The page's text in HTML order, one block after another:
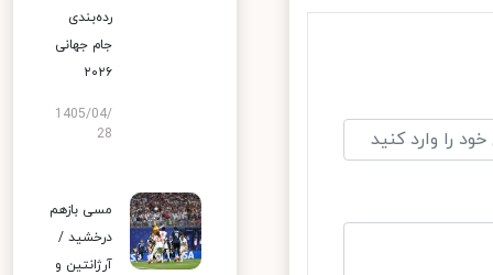
رده‌بندی
جام جهانی
۲۰۲۶
1405/04/
28
مسی بازهم
درخشید /
آرژانتین و